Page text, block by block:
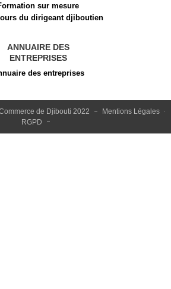
sur mesure
du dirigeant djiboutien
ANNUAIRE DES
ENTREPRISES
des entreprises
de Djibouti 2022
Mentions Légales
RGPD